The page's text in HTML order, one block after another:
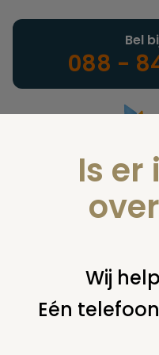
Landelijke
Bel
088 -
U bent hier: home nieuws
gaan gewoon door tijdens
Is er
Wij
Eén